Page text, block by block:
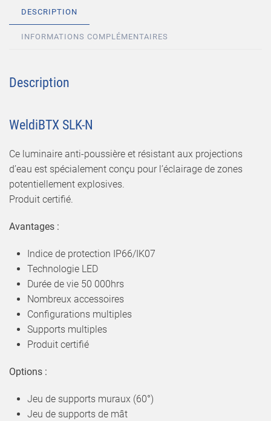
DESCRIPTION
INFORMATIONS COMPLÉMENTAIRES
Description
WeldiBTX SLK-N
Ce luminaire anti-poussière et résistant aux projections
d’eau est spécialement conçu pour l’éclairage de zones
potentiellement explosives.
Produit certifié.
Avantages :
Indice de protection IP66/IK07
Technologie LED
Durée de vie 50 000hrs
Nombreux accessoires
Configurations multiples
Supports multiples
Produit certifié
Options :
Jeu de supports muraux (60°)
Jeu de supports de mât